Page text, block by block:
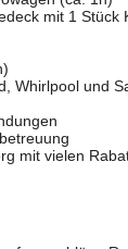
zu bezahlen.
der
Seiten 10–23
mit 1 Stück
Whirlpool und
mit vielen